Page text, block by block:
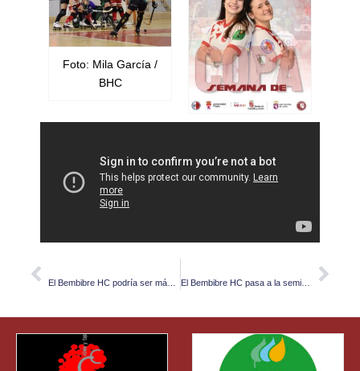
Foto: Mila García /
BHC
Prev El Bembibre HC pasa a la semifinal de la Copa de La Reina y pone la Bandera de El Bierzo en Gijón